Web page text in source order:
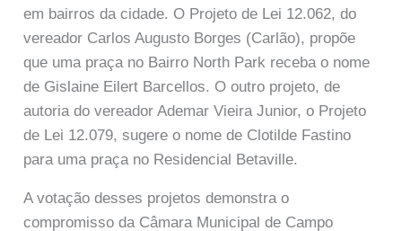
em bairros da cidade. O Projeto de Lei 12.062, do
vereador Carlos Augusto Borges (Carlão), propõe
que uma praça no Bairro North Park receba o nome
de Gislaine Eilert Barcellos. O outro projeto, de
autoria do vereador Ademar Vieira Junior, o Projeto
de Lei 12.079, sugere o nome de Clotilde Fastino
para uma praça no Residencial Betaville.
A votação desses projetos demonstra o
compromisso da Câmara Municipal de Campo